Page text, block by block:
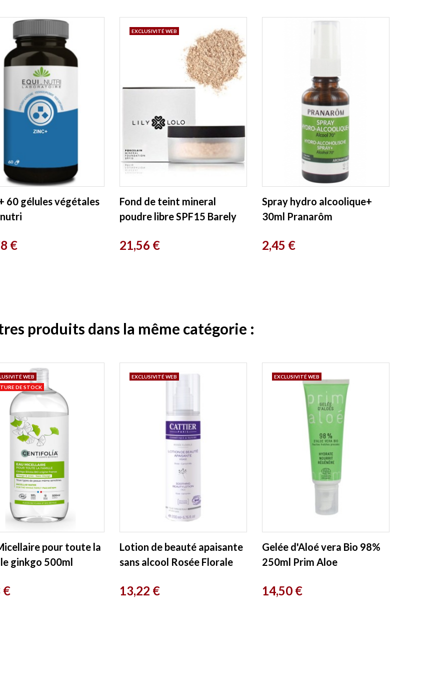
60 gélules végétales
€
Fond de teint mineral
poudre libre SPF15 Barely
Prix
21,56 €
EXCLUSIVITÉ WEB
Spray hydro alcoolique+
30ml Pranarôm
Prix
2,45 €
produits dans la même catégorie :
pour toute la
ginkgo 500ml
€
WEB
DE STOCK
Lotion de beauté apaisante
sans alcool Rosée Florale
Prix
13,22 €
EXCLUSIVITÉ WEB
Gelée d'Aloé vera Bio 98%
250ml Prim Aloe
Prix
14,50 €
EXCLUSIVITÉ WEB